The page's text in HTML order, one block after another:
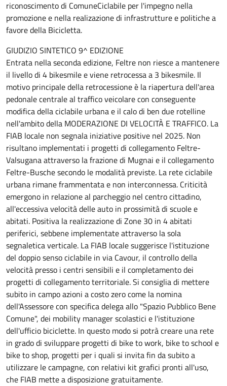
riconoscimento di ComuneCiclabile per l'impegno nella
promozione e nella realizazione di infrastrutture e politiche a
favore della Bicicletta.
GIUDIZIO SINTETICO 9^ EDIZIONE
Entrata nella seconda edizione, Feltre non riesce a mantenere
il livello di 4 bikesmile e viene retrocessa a 3 bikesmile. Il
motivo principale della retrocessione è la riapertura dell'area
pedonale centrale al traffico veicolare con conseguente
modifica della ciclabile urbana e il calo di ben due rotelline
nell'ambito della MODERAZIONE DI VELOCITÀ E TRAFFICO. La
FIAB locale non segnala iniziative positive nel 2025. Non
risultano implementati i progetti di collegamento Feltre-
Valsugana attraverso la frazione di Mugnai e il collegamento
Feltre-Busche secondo le modalità previste. La rete ciclabile
urbana rimane frammentata e non interconnessa. Criticità
emergono in relazione al parcheggio nel centro cittadino,
all'eccessiva velocità delle auto in prossimità di scuole e
abitati. Positiva la realizzazione di Zone 30 in 4 abitati
periferici, sebbene implementate attraverso la sola
segnaletica verticale. La FIAB locale suggerisce l'istituzione
del doppio senso ciclabile in via Cavour, il controllo della
velocità presso i centri sensibili e il completamento dei
progetti di collegamento territoriale. Si consiglia di mettere
subito in campo azioni a costo zero come la nomina
dell'Assessore con specifica delega allo "Spazio Pubblico Bene
Comune", dei mobility manager scolastici e l'istituzione
dell'ufficio biciclette. In questo modo si potrà creare una rete
in grado di sviluppare progetti di bike to work, bike to school e
bike to shop, progetti per i quali si invita fin da subito a
utilizzare le campagne, con relativi kit grafici pronti all'uso,
che FIAB mette a disposizione gratuitamente.